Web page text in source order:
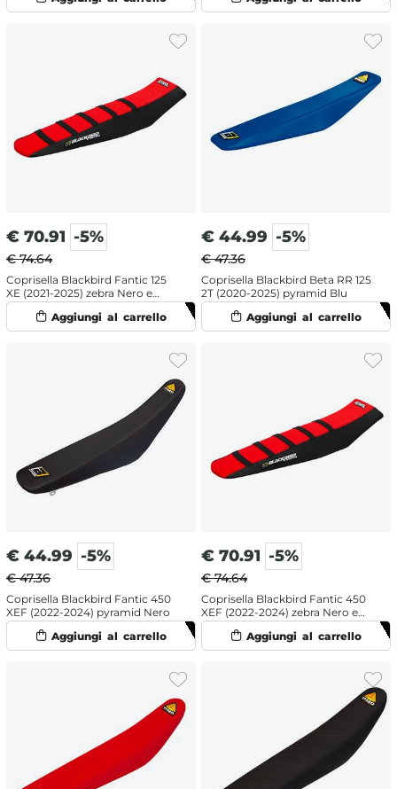
€ 70.91 -5%
€ 74.64
Coprisella Blackbird Fantic 125
XE (2021-2025) zebra Nero e
Rosso
€ 44.99 -5%
€ 47.36
Coprisella Blackbird Beta RR 125
2T (2020-2025) pyramid Blu
€ 44.99 -5%
€ 47.36
Coprisella Blackbird Fantic 450
XEF (2022-2024) pyramid Nero
€ 70.91 -5%
€ 74.64
Coprisella Blackbird Fantic 450
XEF (2022-2024) zebra Nero e
Rosso